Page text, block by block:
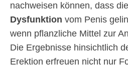
nachweisen können, dass die
Dysfunktion vom Penis
wenn pflanzliche Mittel zur
Die Ergebnisse hinsichtlich
Erektion erfreuen nicht nur